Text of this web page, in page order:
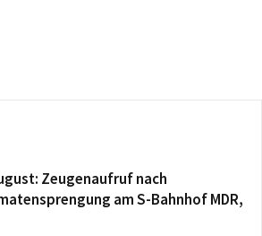
Zeugenaufruf nach
am S-Bahnhof MDR,